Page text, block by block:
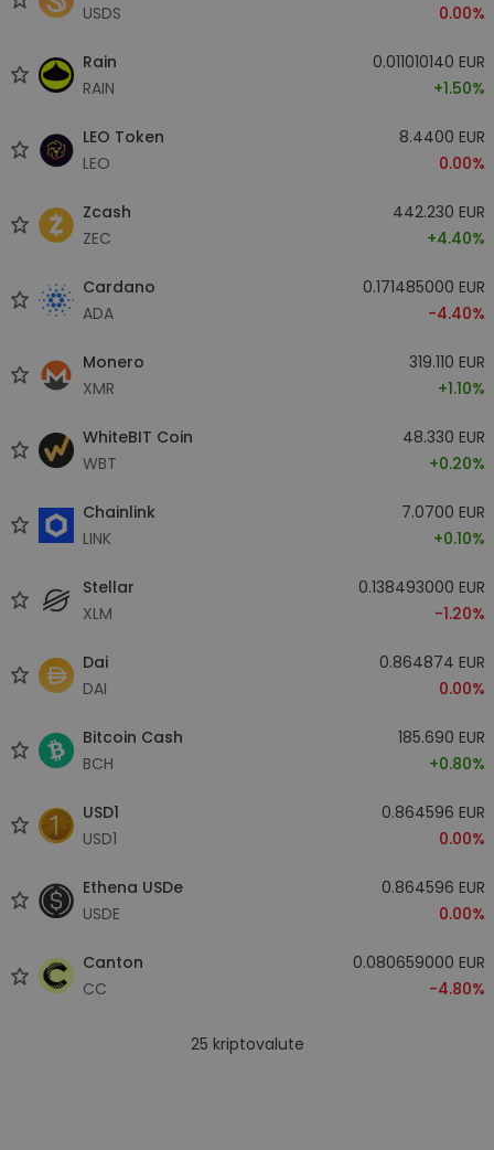
USDS
0.00%
Rain
RAIN
0.011010140 EUR
+1.50%
LEO Token
LEO
8.4400 EUR
0.00%
Zcash
ZEC
442.230 EUR
+4.40%
Cardano
ADA
0.171485000 EUR
-4.40%
Monero
XMR
319.110 EUR
+1.10%
WhiteBIT Coin
WBT
48.330 EUR
+0.20%
Chainlink
LINK
7.0700 EUR
+0.10%
Stellar
XLM
0.138493000 EUR
-1.20%
Dai
DAI
0.864874 EUR
0.00%
Bitcoin Cash
BCH
185.690 EUR
+0.80%
USD1
USD1
0.864596 EUR
0.00%
Ethena USDe
USDE
0.864596 EUR
0.00%
Canton
CC
0.080659000 EUR
-4.80%
25 kriptovalute